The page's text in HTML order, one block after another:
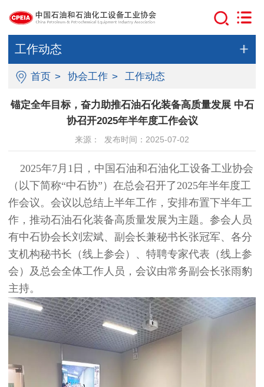
工作动态
首页 > 协会工作 > 工作动态
锚定全年目标，奋力助推石油石化装备高质量发展 中石
协召开2025年半年度工作会议
来源： 发布时间：2025-07-02
2025年7月1日，中国石油和石油化工设备工业协会
（以下简称“中石协”）在总会召开了2025年半年度工
作会议。会议以总结上半年工作，安排布置下半年工
作，推动石油石化装备高质量发展为主题。参会人员
有中石协会长刘宏斌、副会长兼秘书长张冠军、各分
支机构秘书长（线上参会）、特聘专家代表（线上参
会）及总会全体工作人员，会议由常务副会长张雨豹
主持。